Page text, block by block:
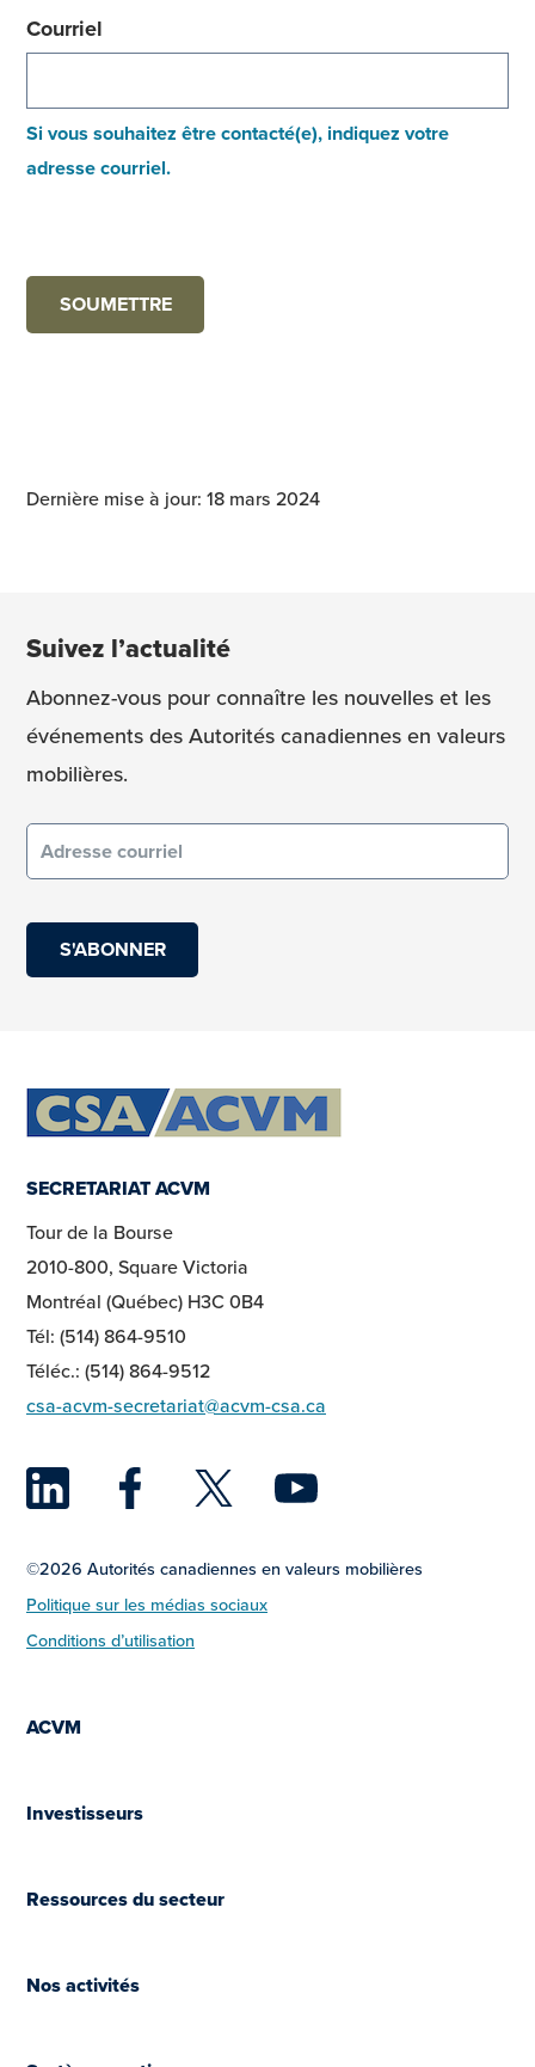
Courriel
Si vous souhaitez être contacté(e), indiquez votre
adresse courriel.
Dernière mise à jour: 18 mars 2024
Suivez l’actualité
Abonnez-vous pour connaître les nouvelles et les
événements des Autorités canadiennes en valeurs
mobilières.
Courriel
(obligatoire)
SECRETARIAT ACVM
Tour de la Bourse
2010-800, Square Victoria
Montréal (Québec) H3C 0B4
Tél: (514) 864-9510
Téléc.: (514) 864-9512
csa-acvm-secretariat@acvm-csa.ca
LinkedIn
Facebook
Twitter
©2026 Autorités canadiennes en valeurs mobilières
Politique sur les médias sociaux
Conditions d’utilisation
ACVM
Investisseurs
Ressources du secteur
Nos activités